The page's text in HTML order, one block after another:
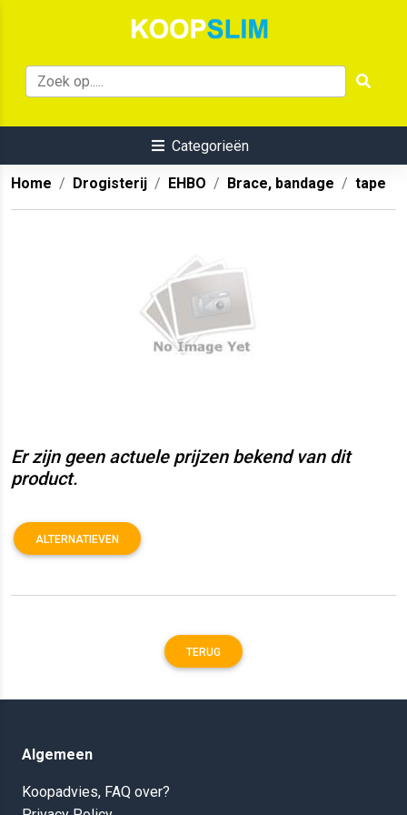
Categorieën
Home Drogisterij EHBO Brace, bandage tape
Er zijn geen actuele prijzen bekend van dit
product.
ALTERNATIEVEN
TERUG
Algemeen
Koopadvies, FAQ over?